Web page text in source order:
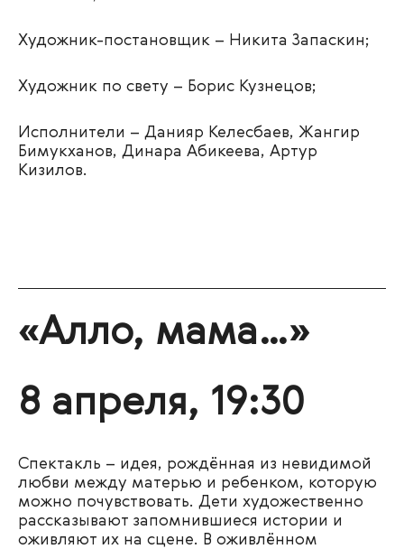
Художник-постановщик – Никита Запаскин;
Художник по свету – Борис Кузнецов;
Исполнители – Данияр Келесбаев, Жангир
Бимукханов, Динара Абикеева, Артур
Кизилов.
«Алло, мама…»
8 апреля, 19:30
Спектакль – идея, рождённая из невидимой
любви между матерью и ребенком, которую
можно почувствовать. Дети художественно
рассказывают запомнившиеся истории и
оживляют их на сцене. В оживлённом